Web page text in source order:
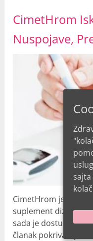
CimetHrom
Nuspojave,
CimetHrom je
suplement
sada je dostupan u
članak pokriva